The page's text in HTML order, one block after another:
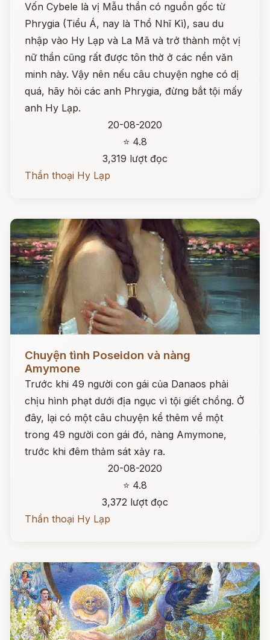
Vốn Cybele là vị Mẫu thần có nguồn gốc từ
Phrygia (Tiểu Á, nay là Thổ Nhĩ Kì), sau du
nhập vào Hy Lạp và La Mã và trở thành một vị
nữ thần cũng rất được tôn thờ ở các nền văn
minh này. Vậy nên nếu câu chuyện nghe có dị
quá, hãy hỏi các anh Phrygia, đừng bắt tội mấy
anh Hy Lạp.
20-08-2020
⭐ 4.8
3,319 lượt đọc
Thần thoại Hy Lạp
Chuyện tình Poseidon và nàng
Amymone
Trước khi 49 người con gái của Danaos phải
chịu hình phạt dưới địa ngục vì tội giết chồng. Ở
đây, lại có một câu chuyện kể thêm về một
trong 49 người con gái đó, nàng Amymone,
trước khi đêm thảm sát xảy ra.
20-08-2020
⭐ 4.8
3,372 lượt đọc
Thần thoại Hy Lạp